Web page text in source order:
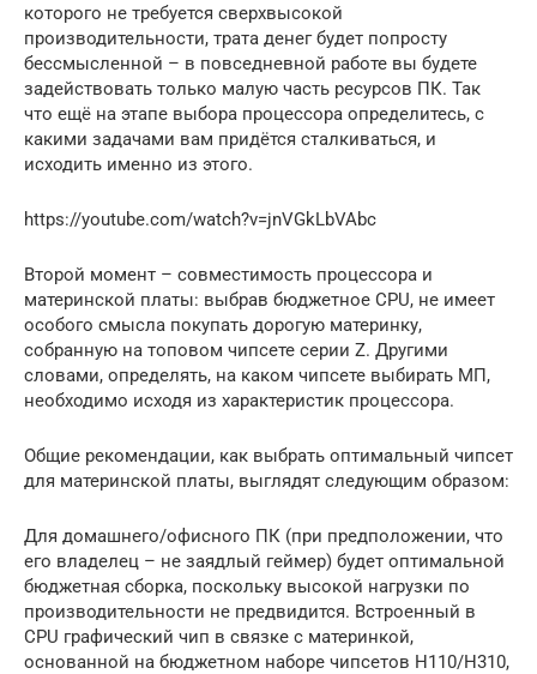
которого не требуется сверхвысокой
производительности, трата денег будет попросту
бессмысленной – в повседневной работе вы будете
задействовать только малую часть ресурсов ПК. Так
что ещё на этапе выбора процессора определитесь, с
какими задачами вам придётся сталкиваться, и
исходить именно из этого.
https://youtube.com/watch?v=jnVGkLbVAbc
Второй момент – совместимость процессора и
материнской платы: выбрав бюджетное CPU, не имеет
особого смысла покупать дорогую материнку,
собранную на топовом чипсете серии Z. Другими
словами, определять, на каком чипсете выбирать МП,
необходимо исходя из характеристик процессора.
Общие рекомендации, как выбрать оптимальный чипсет
для материнской платы, выглядят следующим образом:
Для домашнего/офисного ПК (при предположении, что
его владелец – не заядлый геймер) будет оптимальной
бюджетная сборка, поскольку высокой нагрузки по
производительности не предвидится. Встроенный в
CPU графический чип в связке с материнкой,
основанной на бюджетном наборе чипсетов Н110/Н310,